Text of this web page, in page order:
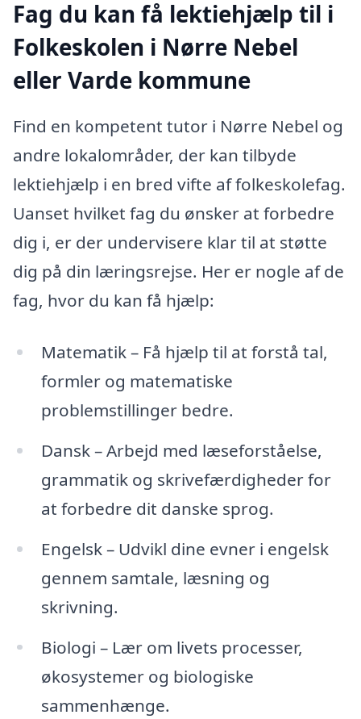
Fag du kan få lektiehjælp til i
Folkeskolen i Nørre Nebel
eller Varde kommune
Find en kompetent tutor i Nørre Nebel og
andre lokalområder, der kan tilbyde
lektiehjælp i en bred vifte af folkeskolefag.
Uanset hvilket fag du ønsker at forbedre
dig i, er der undervisere klar til at støtte
dig på din læringsrejse. Her er nogle af de
fag, hvor du kan få hjælp:
Matematik – Få hjælp til at forstå tal,
formler og matematiske
problemstillinger bedre.
Dansk – Arbejd med læseforståelse,
grammatik og skrivefærdigheder for
at forbedre dit danske sprog.
Engelsk – Udvikl dine evner i engelsk
gennem samtale, læsning og
skrivning.
Biologi – Lær om livets processer,
økosystemer og biologiske
sammenhænge.